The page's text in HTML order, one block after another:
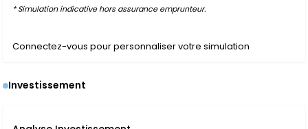
* Simulation indicative hors assurance emprunteur.
Connectez-vous pour personnaliser votre simulation
Investissement